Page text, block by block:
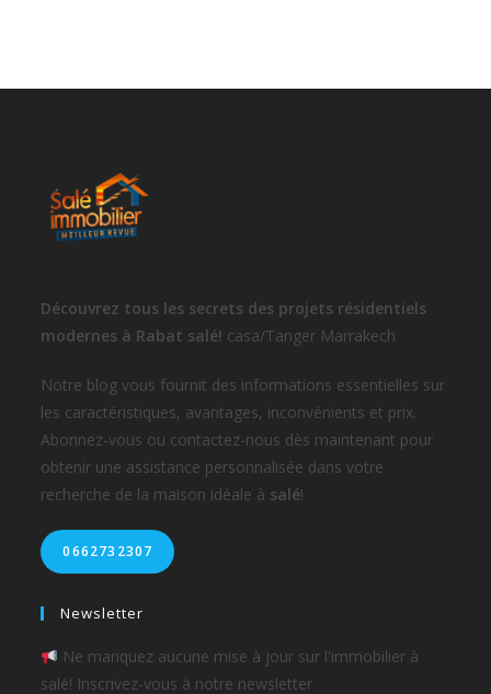
Découvrez tous les secrets des projets résidentiels
modernes à Rabat salé! casa/Tanger Marrakech
Notre blog vous fournit des informations essentielles sur
les caractéristiques, avantages, inconvénients et prix.
Abonnez-vous ou contactez-nous dès maintenant pour
obtenir une assistance personnalisée dans votre
recherche de la maison idéale à salé!
0662732307
Newsletter
Ne manquez aucune mise à jour sur l'immobilier à
salé! Inscrivez-vous à notre newsletter